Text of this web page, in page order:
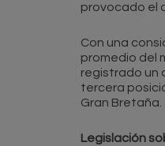
provocado el
Con una
promedio del
registrado un
tercera
Gran Bretaña.
Legislación